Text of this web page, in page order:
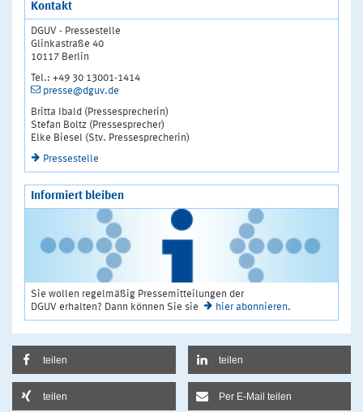
Kontakt
DGUV - Pressestelle
Glinkastraße 40
10117 Berlin
Tel.: +49 30 13001-1414
presse@dguv.de
Britta Ibald (Pressesprecherin)
Stefan Boltz (Pressesprecher)
Elke Biesel (Stv. Pressesprecherin)
Pressestelle
Informiert bleiben
Sie wollen regelmäßig Pressemitteilungen der
DGUV erhalten? Dann können Sie sie
hier abonnieren.
teilen teilen
teilen Per E-Mail teilen